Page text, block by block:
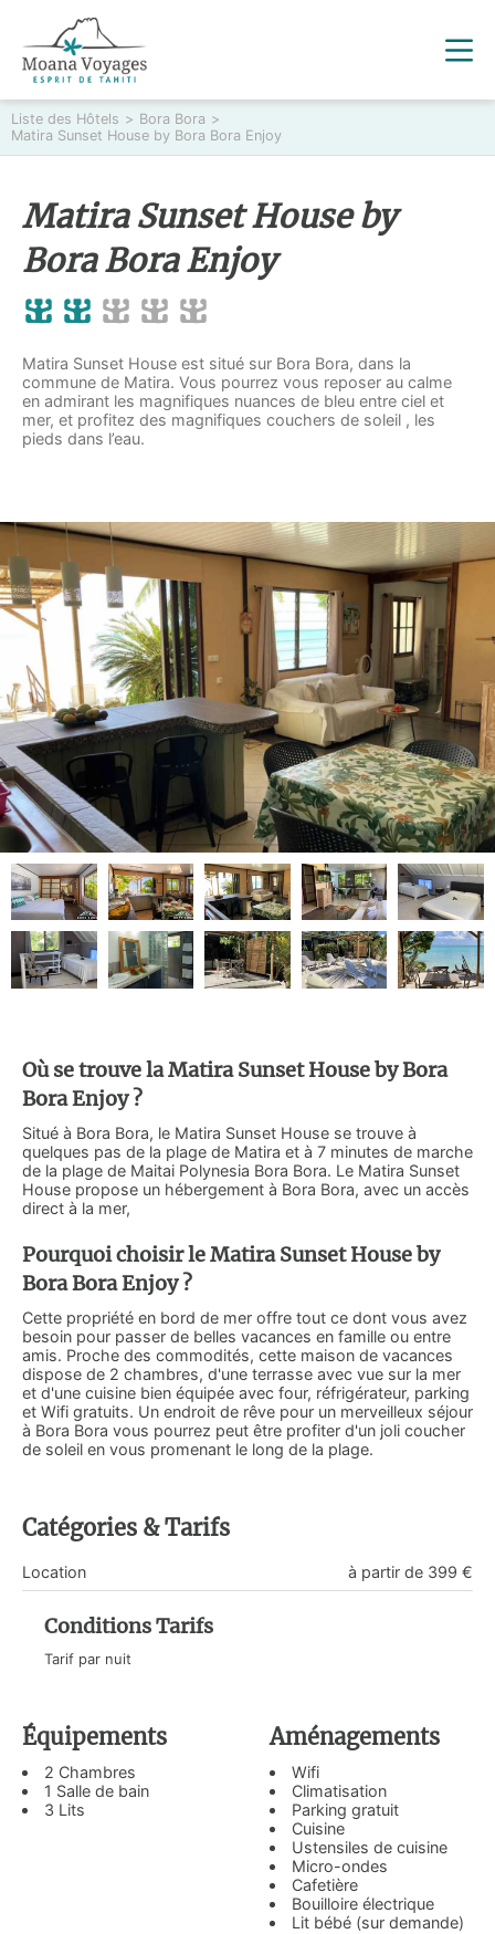
Liste des Hôtels > Bora Bora >
Matira Sunset House by Bora Bora Enjoy
Matira Sunset House by
Bora Bora Enjoy
Matira Sunset House est situé sur Bora Bora, dans la
commune de Matira. Vous pourrez vous reposer au calme
en admirant les magnifiques nuances de bleu entre ciel et
mer, et profitez des magnifiques couchers de soleil , les
pieds dans l’eau.
Où se trouve la Matira Sunset House by Bora
Bora Enjoy ?
Situé à Bora Bora, le Matira Sunset House se trouve à
quelques pas de la plage de Matira et à 7 minutes de marche
de la plage de Maitai Polynesia Bora Bora. Le Matira Sunset
House propose un hébergement à Bora Bora, avec un accès
direct à la mer,
Pourquoi choisir le Matira Sunset House by
Bora Bora Enjoy ?
Cette propriété en bord de mer offre tout ce dont vous avez
besoin pour passer de belles vacances en famille ou entre
amis. Proche des commodités, cette maison de vacances
dispose de 2 chambres, d'une terrasse avec vue sur la mer
et d'une cuisine bien équipée avec four, réfrigérateur, parking
et Wifi gratuits. Un endroit de rêve pour un merveilleux séjour
à Bora Bora vous pourrez peut être profiter d'un joli coucher
de soleil en vous promenant le long de la plage.
Catégories & Tarifs
à partir de 399 €
Location
Conditions Tarifs
Tarif par nuit
Équipements
2 Chambres
1 Salle de bain
3 Lits
Aménagements
Wifi
Climatisation
Parking gratuit
Cuisine
Ustensiles de cuisine
Micro-ondes
Cafetière
Bouilloire électrique
Lit bébé (sur demande)